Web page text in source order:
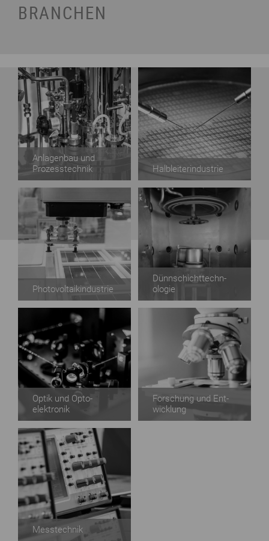
BRANCHEN
Anlagen­bau und
Prozess­technik
Halb­leiter­industrie
Photo­voltaik­industrie
Dünn­schicht­techn­
ologie
Optik und Opto­
elektronik
Forsch­ung und Ent­
wicklung
Mess­technik